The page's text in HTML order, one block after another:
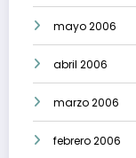
mayo 2006
abril 2006
marzo 2006
febrero 2006